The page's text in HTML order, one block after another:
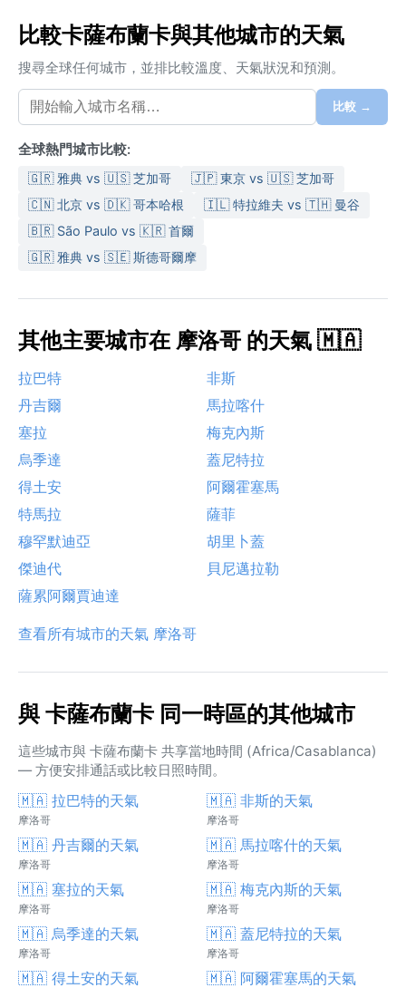
比較卡薩布蘭卡與其他城市的天氣
搜尋全球任何城市，並排比較溫度、天氣狀況和預測。
比較 →
全球熱門城市比較:
🇬🇷 雅典 vs 🇺🇸 芝加哥
🇯🇵 東京 vs 🇺🇸 芝加哥
🇨🇳 北京 vs 🇩🇰 哥本哈根
🇮🇱 特拉維夫 vs 🇹🇭 曼谷
🇧🇷 São Paulo vs 🇰🇷 首爾
🇬🇷 雅典 vs 🇸🇪 斯德哥爾摩
其他主要城市在 摩洛哥 的天氣 🇲🇦
拉巴特
非斯
丹吉爾
馬拉喀什
塞拉
梅克內斯
烏季達
蓋尼特拉
得土安
阿爾霍塞馬
特馬拉
薩菲
穆罕默迪亞
胡里卜蓋
傑迪代
貝尼邁拉勒
薩累阿爾賈迪達
查看所有城市的天氣 摩洛哥
與 卡薩布蘭卡 同一時區的其他城市
這些城市與 卡薩布蘭卡 共享當地時間 (Africa/Casablanca)
— 方便安排通話或比較日照時間。
🇲🇦 拉巴特的天氣
摩洛哥
🇲🇦 非斯的天氣
摩洛哥
🇲🇦 丹吉爾的天氣
摩洛哥
🇲🇦 馬拉喀什的天氣
摩洛哥
🇲🇦 塞拉的天氣
摩洛哥
🇲🇦 梅克內斯的天氣
摩洛哥
🇲🇦 烏季達的天氣
摩洛哥
🇲🇦 蓋尼特拉的天氣
摩洛哥
🇲🇦 得土安的天氣 🇲🇦 阿爾霍塞馬的天氣